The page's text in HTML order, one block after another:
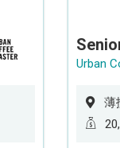
Urban
薄